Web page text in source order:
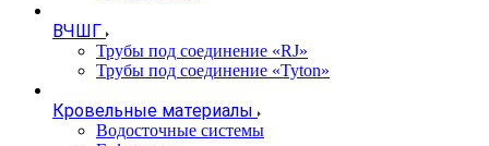
ВЧШГ
Трубы под соединение «RJ»
Трубы под соединение «Tyton»
Кровельные материалы
Водосточные системы